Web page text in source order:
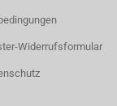
Widerrufsformular